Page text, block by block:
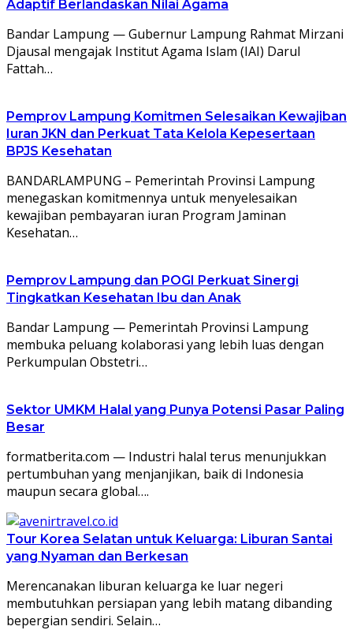
Adaptif Berlandaskan Nilai Agama
Bandar Lampung — Gubernur Lampung Rahmat Mirzani
Djausal mengajak Institut Agama Islam (IAI) Darul
Fattah…
Pemprov Lampung Komitmen Selesaikan Kewajiban
Iuran JKN dan Perkuat Tata Kelola Kepesertaan
BPJS Kesehatan
BANDARLAMPUNG – Pemerintah Provinsi Lampung
menegaskan komitmennya untuk menyelesaikan
kewajiban pembayaran iuran Program Jaminan
Kesehatan…
Pemprov Lampung dan POGI Perkuat Sinergi
Tingkatkan Kesehatan Ibu dan Anak
Bandar Lampung — Pemerintah Provinsi Lampung
membuka peluang kolaborasi yang lebih luas dengan
Perkumpulan Obstetri…
Sektor UMKM Halal yang Punya Potensi Pasar Paling
Besar
formatberita.com — Industri halal terus menunjukkan
pertumbuhan yang menjanjikan, baik di Indonesia
maupun secara global….
Tour Korea Selatan untuk Keluarga: Liburan Santai
yang Nyaman dan Berkesan
Merencanakan liburan keluarga ke luar negeri
membutuhkan persiapan yang lebih matang dibanding
bepergian sendiri. Selain…